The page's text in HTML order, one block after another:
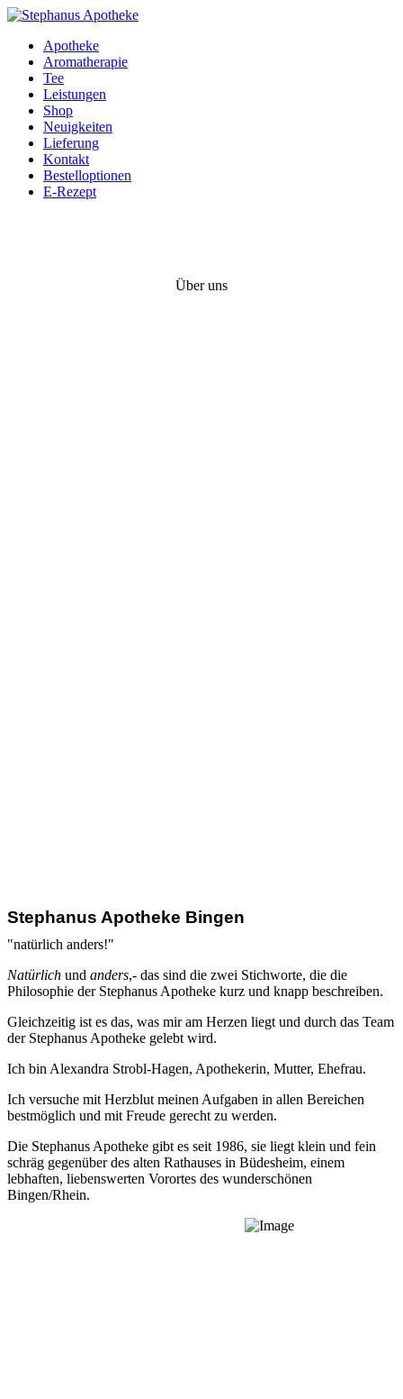
Apotheke
Aromatherapie
Tee
Leistungen
Shop
Neuigkeiten
Lieferung
Kontakt
Bestelloptionen
E-Rezept
Über uns
Stephanus Apotheke Bingen
"natürlich anders!"
Natürlich und anders,- das sind die zwei Stichworte, die die
Philosophie der Stephanus Apotheke kurz und knapp beschreiben.
Gleichzeitig ist es das, was mir am Herzen liegt und durch das Team
der Stephanus Apotheke gelebt wird.
Ich bin Alexandra Strobl-Hagen, Apothekerin, Mutter, Ehefrau.
Ich versuche mit Herzblut meinen Aufgaben in allen Bereichen
bestmöglich und mit Freude gerecht zu werden.
Die Stephanus Apotheke gibt es seit 1986, sie liegt klein und fein
schräg gegenüber des alten Rathauses in Büdesheim, einem
lebhaften, liebenswerten Vorortes des wunderschönen
Bingen/Rhein.